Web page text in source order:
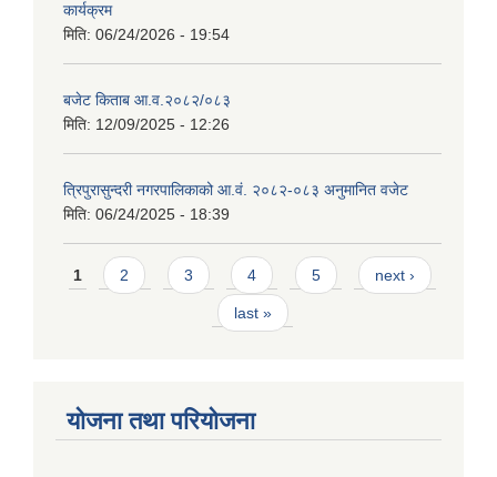
कार्यक्रम
मिति: 06/24/2026 - 19:54
बजेट किताब आ.व.२०८२/०८३
मिति: 12/09/2025 - 12:26
त्रिपुरासुन्दरी नगरपालिकाको आ.वं. २०८२-०८३ अनुमानित वजेट
मिति: 06/24/2025 - 18:39
Pages
1 2 3 4 5 next ›
last »
योजना तथा परियोजना